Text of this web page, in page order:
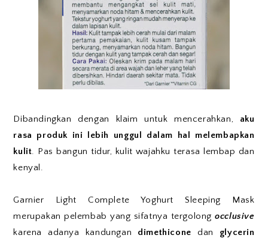
Dibandingkan dengan klaim untuk mencerahkan, aku
rasa produk ini lebih unggul dalam hal melembapkan
kulit. Pas bangun tidur, kulit wajahku terasa lembap dan
kenyal.
Garnier Light Complete Yoghurt Sleeping Mask
merupakan pelembab yang sifatnya tergolongocclusive
karena adanya kandungan dimethicone dan glycerin